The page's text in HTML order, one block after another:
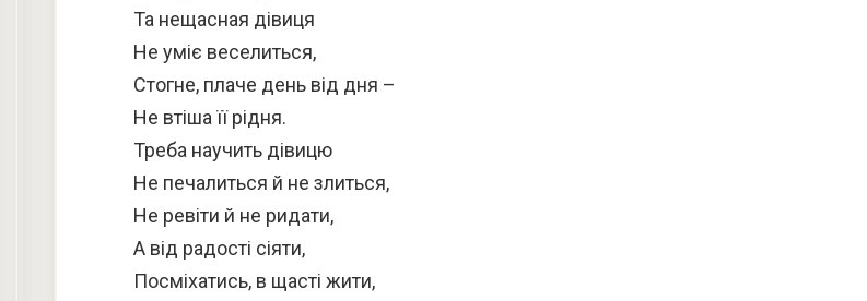
Та нещасная дівиця
Не уміє веселиться,
Стогне, плаче день від дня –
Не втіша її рідня.
Треба научить дівицю
Не печалиться й не злиться,
Не ревіти й не ридати,
А від радості сіяти,
Посміхатись, в щасті жити,